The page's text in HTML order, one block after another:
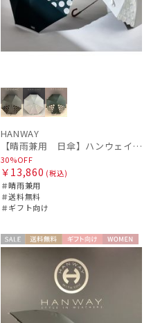
HANWAY
【晴雨兼用 日傘】ハンウェイ（ＨＡＮＷＡＹ）Angela（アンジェラ）
30%OFF
￥13,860 (税込)
＃晴雨兼用
＃送料無料
＃ギフト向け
セー 送料無 ギフト
向け
WOME